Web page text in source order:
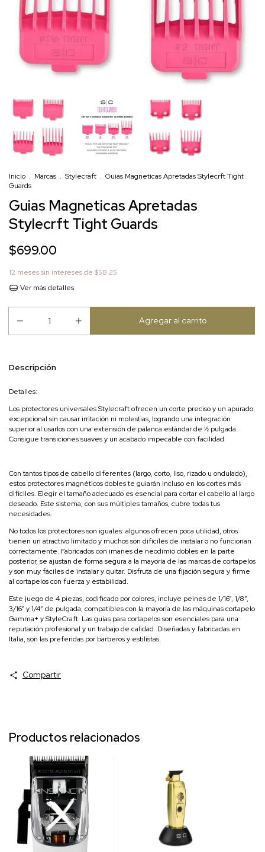
Inicio . Marcas . Stylecraft . Guias Magneticas Apretadas Stylecrft Tight
Guards
Guias Magneticas Apretadas
Stylecrft Tight Guards
$699.00
12 meses sin intereses de $58.25
Ver más detalles
Descripción
Detalles:
Los protectores universales Stylecraft ofrecen un corte preciso y un apurado
excepcional sin causar irritación ni molestias, logrando una integración
superior al usarlos con una extensión de palanca estándar de ½ pulgada.
Consigue transiciones suaves y un acabado impecable con facilidad.
Con tantos tipos de cabello diferentes (largo, corto, liso, rizado u ondulado),
estos protectores magnéticos dobles te guiarán incluso en los cortes más
difíciles. Elegir el tamaño adecuado es esencial para cortar el cabello al largo
deseado. Este sistema, con sus múltiples tamaños, cubre todas tus
necesidades.
No todos los protectores son iguales: algunos ofrecen poca utilidad, otros
tienen un atractivo limitado y muchos son difíciles de instalar o no funcionan
correctamente. Fabricados con imanes de neodimio dobles en la parte
posterior, se ajustan de forma segura a la mayoría de las marcas de cortapelos
y son muy fáciles de instalar y quitar. Disfruta de una fijación segura y firme
al cortapelos con fuerza y ​​estabilidad.
Este juego de 4 piezas, codificado por colores, incluye peines de 1/16”, 1/8”,
3/16” y 1/4” de pulgada, compatibles con la mayoría de las máquinas cortapelo
Gamma+ y StyleCraft. Las guías para cortapelos son esenciales para una
reputación profesional y un trabajo de calidad. Diseñadas y fabricadas en
Italia, son las preferidas por barberos y estilistas.
Compartir
Productos relacionados